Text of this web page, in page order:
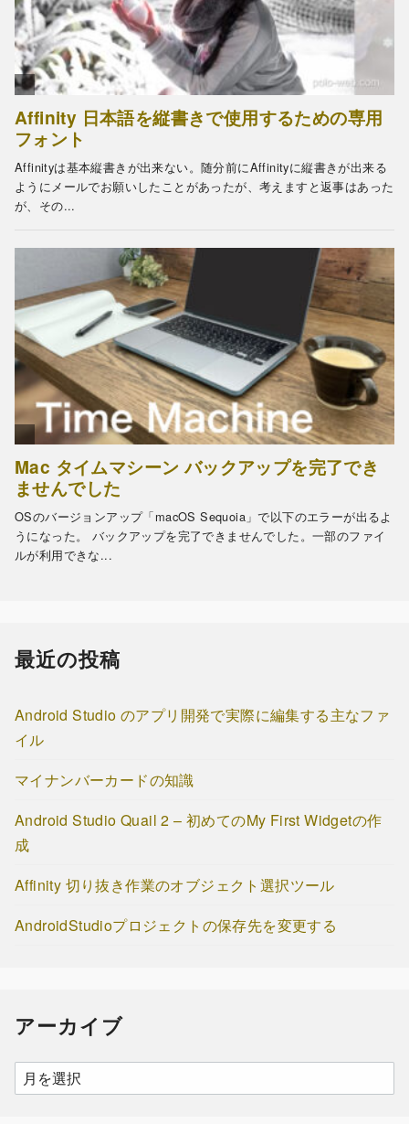
最近の投稿
Android Studio のアプリ開発で実際に編集する主なファ
イル
マイナンバーカードの知識
Android Studio Quail 2 – 初めてのMy First Widgetの作
成
Affinity 切り抜き作業のオブジェクト選択ツール
AndroidStudioプロジェクトの保存先を変更する
アーカイブ
ア
ー